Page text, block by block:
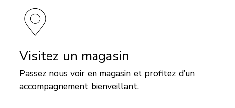
Visitez un magasin
Passez nous voir en magasin et profitez d’un
accompagnement bienveillant.